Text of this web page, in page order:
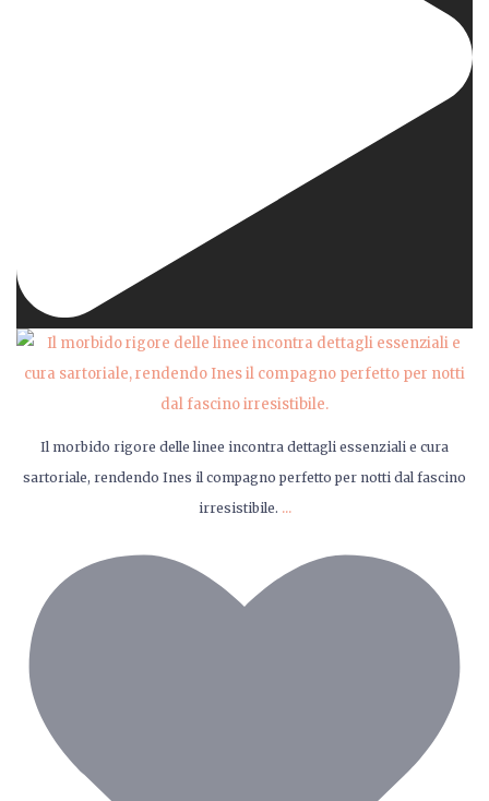
Il morbido rigore delle linee incontra dettagli essenziali e cura
sartoriale, rendendo Ines il compagno perfetto per notti dal fascino
irresistibile. ...